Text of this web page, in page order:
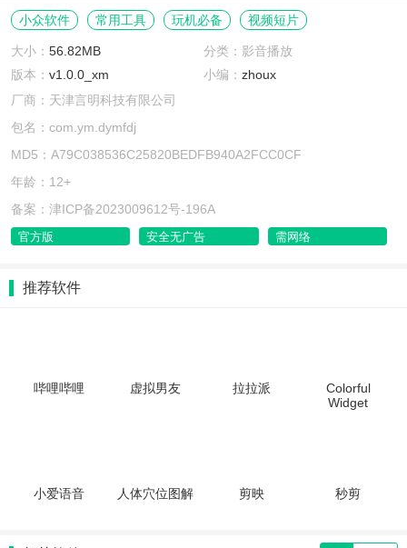
小众软件 常用工具 玩机必备 视频短片
大小： 56.82MB
分类：影音播放
版本： v1.0.0_xm 小编： zhoux
厂商：天津言明科技有限公司
包名：com.ym.dymfdj
MD5：A79C038536C25820BEDFB940A2FCC0CF
年龄：12+
备案：津ICP备2023009612号-196A
官方版 安全无广告 需网络
推荐软件
哔哩哔哩 虚拟男友 拉拉派
Colorful
Widget
小爱语音 人体穴位图解 剪映 秒剪